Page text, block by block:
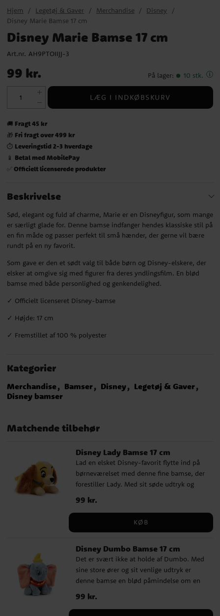
Hjem Legetøj & Gaver Merchandise
Disney
Disney Marie Bamse 17 cm
Disney Marie Bamse 17 cm
Art.nr. AH9PTOIIJJ-3
Pris: 99 kr.
99 kr. På lager: 10 stk.
LÆG I INDKØBSKURV
🚚 Fragt 45 kr
🎁 Fri fragt over 499 kr
⏱️ Leveringstid 2-3 hverdage
📱 Betal med MobilePay
✅ Officielt licenserede produkter
Beskrivelse
Sød, elegant og fuld af charme, Marie er en Disneyfigur, som mange
er særligt glade for. Denne bamse indfanger hendes klassiske stil på
en fin måde og passer perfekt til små hænder, der gerne vil bære
rundt på en ny favorit.
Som gave er den et sødt valg til både børn og Disney-elskere, der
elsker at omgive sig med figurer fra deres yndlingsfilm. En blød
bamse med både personlighed og genkendelighed.
✓ Officielt licenseret Disney-bamse
✓ Højde: 17 cm
✓ Fremstillet af 100 % polyester
Kategorier
Merchandise Bamser Disney
Legetøj & Gaver
Disney bamser
Matchende tilbehør
Disney Lady Bamse 17 cm
Lad en elsket Disney-favorit flytte ind på
børneværelset med denne fine bamse, der
forestiller Lady. Med sit søde udtryk og
klassiske udseende bliver hun hurtigt en
hyggelig ven at kramme, lege med eller
bamse passer perfekt som gave til en, der
charmerende figur, der vækker varm
nostalgi hos både store og små. ✓ Officielt
licenseret Disney-bamse ✓ Højde: 17 cm
✓ Fremstillet af 100 % polyester
Pris :99 kr.
99 kr.
KØB
Disney Dumbo Bamse 17 cm
Det er svært ikke at holde af Dumbo. Med
sine store ører og sit venlige udtryk er
denne bamse en blød påmindelse om en
af Disneys mest elskede klassikere. Et godt
Pris :99 kr.
99 kr.